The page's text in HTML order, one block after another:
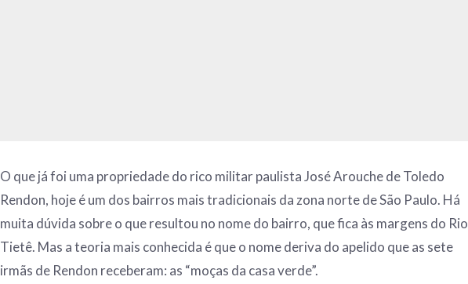
O que já foi uma propriedade do rico militar paulista José Arouche de Toledo
Rendon, hoje é um dos bairros mais tradicionais da zona norte de São Paulo. Há
muita dúvida sobre o que resultou no nome do bairro, que fica às margens do Rio
Tietê. Mas a teoria mais conhecida é que o nome deriva do apelido que as sete
irmãs de Rendon receberam: as “moças da casa verde”.